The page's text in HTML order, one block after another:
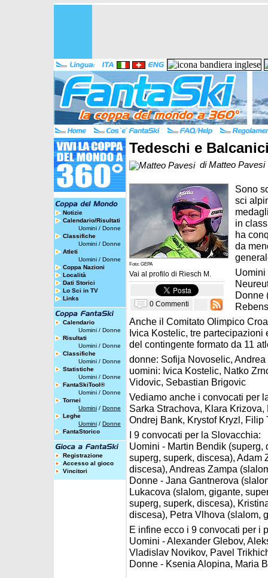
Notizie
Calendario/Risultati
Uomini / Donne
Classifiche
Uomini / Donne
Atleti
Uomini / Donne
Coppa Nazioni
Località
Dati Storici
Lo Sci in TV
Links
Calendario
Uomini / Donne
Risultati
Uomini / Donne
Classifiche
Uomini / Donne
Statistiche
Uomini / Donne
FantaSkiTool®
Uomini / Donne
Tornei
Uomini / Donne
Leghe
Uomini / Donne
FantaStorico
Registrazione
Accesso al gioco
Vincitori
Tedeschi e
di Matteo Pavesi
Foto: GEPA
Vai al profilo di Riesch M.
0 Commenti
Sono
sci
in
ha
da
Uomini
Donne
Anche il Comitato Olimpico
Ivica Kostelic, tre
del contingente formato da 11
donne: Sofija Novoselic,
uomini: Ivica Kostelic, Natko
Vidovic, Sebastian Brigovic
Vediamo anche i convocati per
Sarka Strachova, Klara
Ondrej Bank, Krystof Kryzl, Filip
I 9 convocati per la Slovacchia:
Uomini - Martin Bendik
superg, superk, discesa), Adam
discesa), Andreas Zampa
Donne - Jana Gantnerova
Lukacova (slalom, gigante,
superg, superk, discesa),
discesa), Petra Vlhova (slalom,
E infine ecco i 9 convocati per i
Uomini - Alexander Glebov,
Vladislav Novikov, Pavel
Donne - Ksenia Alopina, Maria